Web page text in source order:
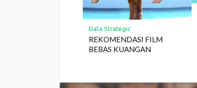
Data Strategic
REKOMENDASI FILM
BEBAS KUANGAN